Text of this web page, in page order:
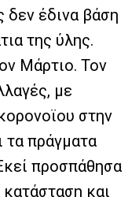
έδινα βάση
της ύλης.
Μάρτιο. Τον
με
στην
τα πράγματα
προσπάθησα
και